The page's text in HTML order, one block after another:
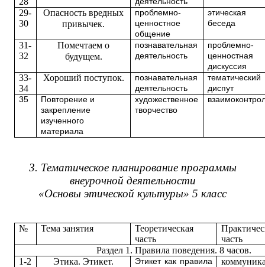
29-
30
Опасность вредных
привычек.
проблемно-
ценностное
общение
этическая
беседа
31-
32
Помечтаем о
будущем.
познавательная
деятельность
проблемно-
ценностная
дискуссия
33-
34
Хороший поступок.
познавательная
деятельность
тематический
диспут
35
Повторение и
закрепление
изученного
материала
художественное
творчество
3. Тематическое планирование программы
внеурочной деятельности
«Основы этической культуры» 5 класс
№ Тема занятия
Теоретическая
часть
часть
Раздел 1. Правила поведения. 8 часов.
1-2
Этика. Этикет.
Этикет как правила